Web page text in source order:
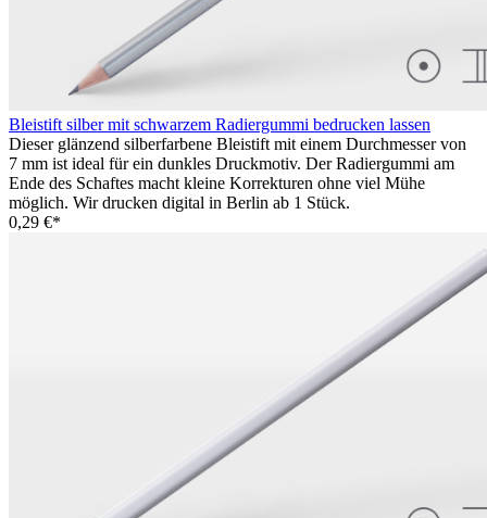
Bleistift silber mit schwarzem Radiergummi bedrucken lassen
Dieser glänzend silberfarbene Bleistift mit einem Durchmesser von
7 mm ist ideal für ein dunkles Druckmotiv. Der Radiergummi am
Ende des Schaftes macht kleine Korrekturen ohne viel Mühe
möglich. Wir drucken digital in Berlin ab 1 Stück.
0,29 €*